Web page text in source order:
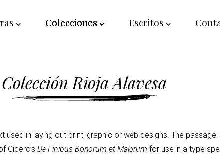
Colecciones Escritos
Colección Rioja Alavesa
used in laying out print, graphic or web designs. The
Cicero’s De Finibus Bonorum et Malorum for use in a type